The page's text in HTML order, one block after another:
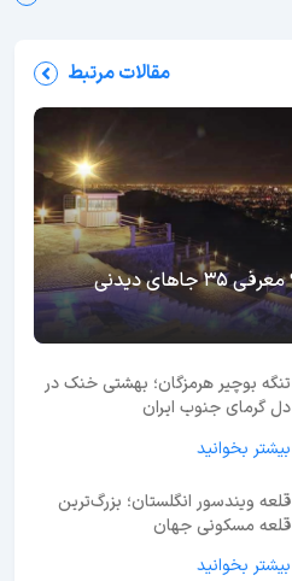
مقالات مرتبط
شب‌های مشهد کجا بریم؟ معرفی 35 جاهای دیدنی
تنگه بوچیر هرمزگان؛ بهشتی خنک در
دل گرمای جنوب ایران
بیشتر بخوانید
قلعه ویندسور انگلستان؛ بزرگ‌ترین
قلعه مسکونی جهان
بیشتر بخوانید